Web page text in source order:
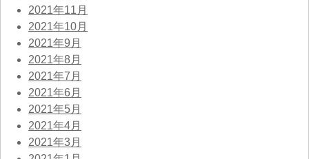
2021年11月
2021年10月
2021年9月
2021年8月
2021年7月
2021年6月
2021年5月
2021年4月
2021年3月